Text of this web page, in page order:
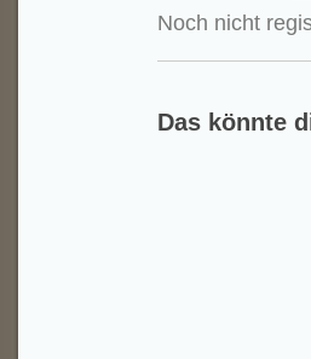
Noch nicht
Das könnte